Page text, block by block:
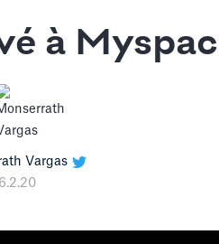
à
Vargas
6.2.20